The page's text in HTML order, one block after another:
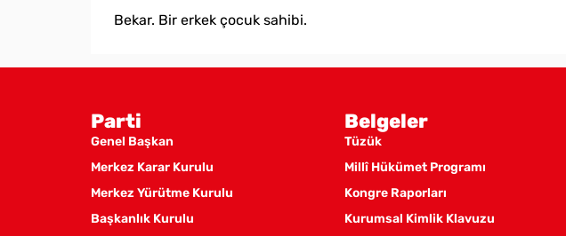
Bekar. Bir erkek çocuk sahibi.
Parti
Genel Başkan
Merkez Karar Kurulu
Merkez Yürütme Kurulu
Başkanlık Kurulu
Belgeler
Tüzük
Millî Hükümet Programı
Kongre Raporları
Kurumsal Kimlik Klavuzu